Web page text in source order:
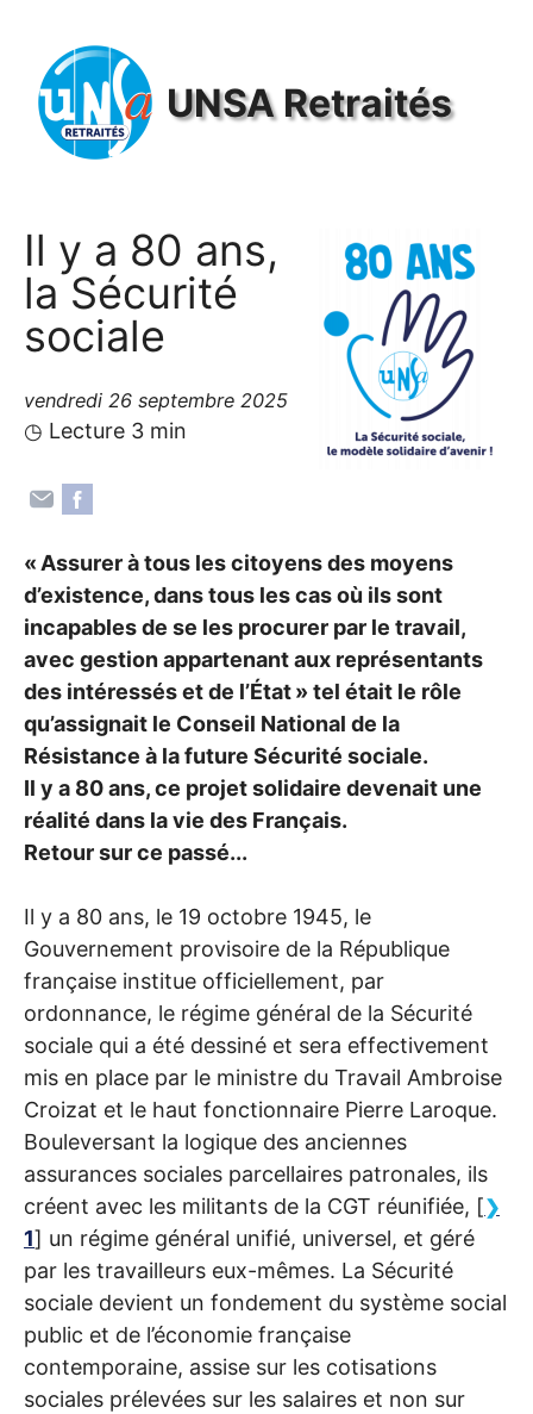
UNSARetraités
Il y a 80 ans,
la Sécurité
sociale
vendredi 26 septembre 2025
◷ Lecture 3 min
« Assurer à tous les citoyens des moyens
d’existence, dans tous les cas où ils sont
incapables de se les procurer par le travail,
avec gestion appartenant aux représentants
des intéressés et de l’État» tel était le rôle
qu’assignait le Conseil National de la
Résistance à la future Sécurité sociale.
Il y a 80 ans, ce projet solidaire devenait une
réalité dans la vie des Français.
Retour sur ce passé...
Il y a 80 ans, le 19 octobre 1945, le
Gouvernement provisoire de la République
française institue officiellement, par
ordonnance, le régime général de la Sécurité
sociale qui a été dessiné et sera effectivement
mis en place par le ministre du Travail Ambroise
Croizat et le haut fonctionnaire Pierre Laroque.
Bouleversant la logique des anciennes
assurances sociales parcellaires patronales, ils
créent avec les militants de la CGT réunifiée, [
1] un régime général unifié, universel, et géré
par les travailleurs eux-mêmes. La Sécurité
sociale devient un fondement du système social
public et de l’économie française
contemporaine, assise sur les cotisations
sociales prélevées sur les salaires et non sur